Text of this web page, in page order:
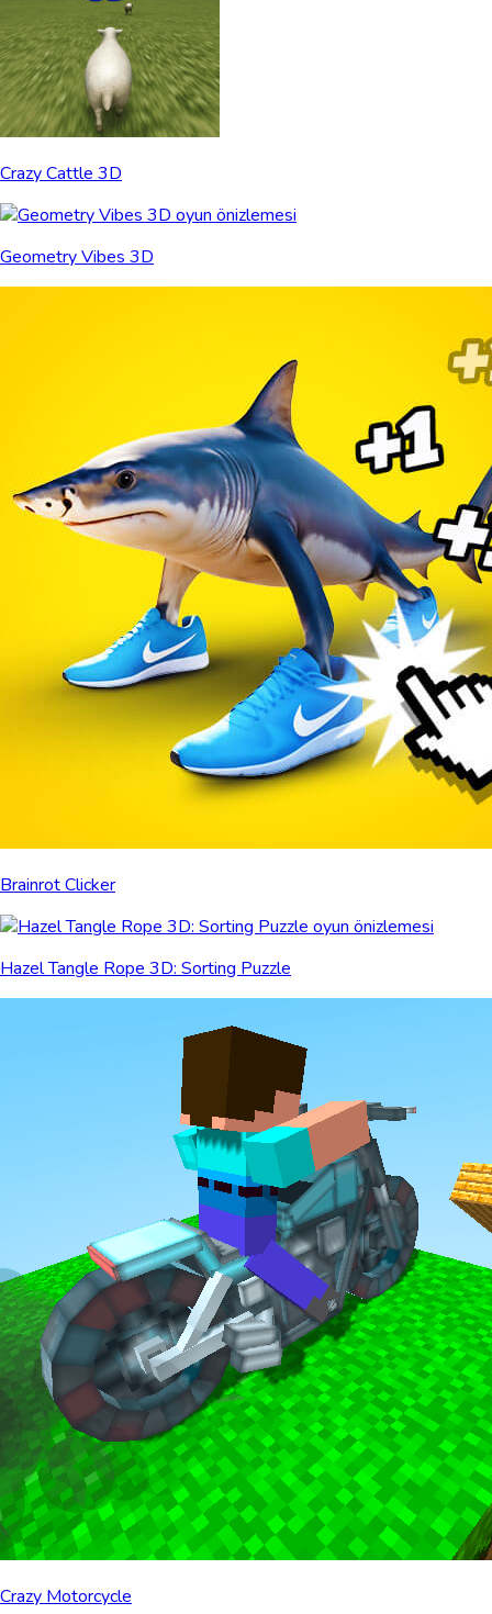
Crazy Cattle 3D
Geometry Vibes 3D
Brainrot Clicker
Hazel Tangle Rope 3D: Sorting Puzzle
Crazy Motorcycle